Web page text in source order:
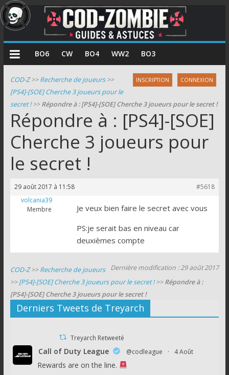
COD
Zombie
Guides
et
astuces
pour
le
mode
zombie
de
Call
BO6 CW BO4 WW2 BO3
INSCRIPTION CONNEXION
COD-Z>>Recherche de joueurs>>
[PS4]-[SOE] Cherche 3 joueurs pour le
secret !>>Répondre à : [PS4]-[SOE] Cherche 3 joueurs pour le secret !
Répondre à : [PS4]-[SOE]
Cherche 3 joueurs pour
le secret !
29 août 2017 à 11:58
#5618
volcania39
Membre
Je veux bien faire le secret avec vous
PS:je serait bas en niveau car
deuxièmes compte
Dernière modification : 29 août 2017
COD-Z>>Recherche de joueurs
>>[PS4]-[SOE] Cherche 3 joueurs pour le secret !>>Répondre à :
[PS4]-[SOE] Cherche 3 joueurs pour le secret !
Derniers Tweets de Treyarch
Treyarch Retweeté
Call of Duty League @codleague · 4 Août
Rewards are on the line.